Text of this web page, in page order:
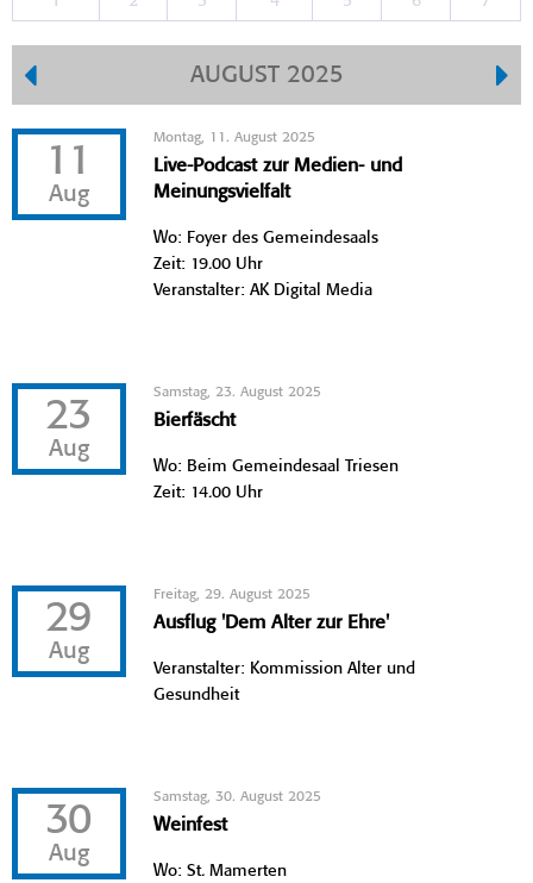
AUGUST 2025
11
Aug
Montag, 11. August 2025
Live-Podcast zur Medien- und
Meinungsvielfalt
Wo: Foyer des Gemeindesaals
Zeit: 19.00 Uhr
Veranstalter: AK Digital Media
23
Aug
Samstag, 23. August 2025
Bierfäscht
Wo: Beim Gemeindesaal Triesen
Zeit: 14.00 Uhr
29
Aug
Freitag, 29. August 2025
Ausflug 'Dem Alter zur Ehre'
Veranstalter: Kommission Alter und
Gesundheit
30
Aug
Samstag, 30. August 2025
Weinfest
Wo: St. Mamerten